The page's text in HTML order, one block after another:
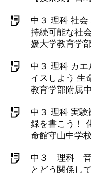
中３ 理科 社
持続可能な社
媛大学教育学
中３ 理科 カ
イスしよう 生
教育学部附属
中３ 理科 実
録を書こう！
命館守山中学
中３ 理科 音
とどう関係